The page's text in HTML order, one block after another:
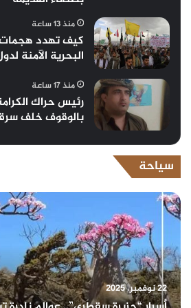
منذ 13 ساعة
كيف تهدد هجمات
البحرية الآمنة
منذ 17 ساعة
رئيس حراك
بالوقوف خلف
سياحة
22 نوفمبر، 2025